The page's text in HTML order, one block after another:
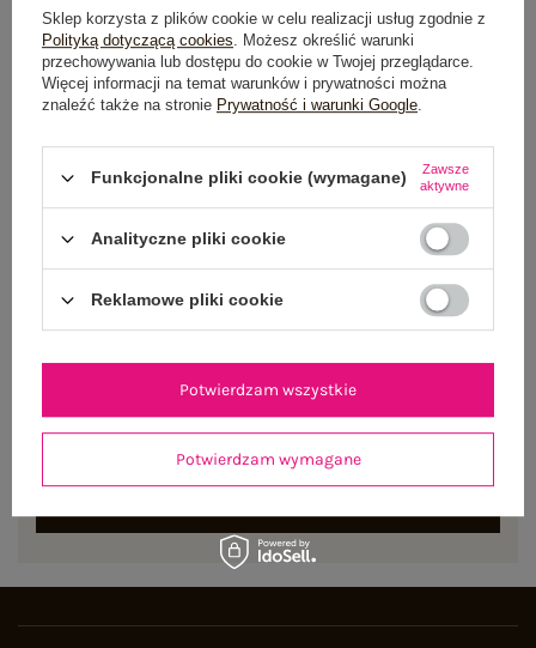
WYSYŁKA I DOSTAWA
ZWROTY I REKLAMACJE
NEWSLETTER
pierwsze zamówienie
Sklep korzysta z plików cookie w celu realizacji usług zgodnie z
Polityką dotyczącą cookies. Możesz określić warunki
przechowywania lub dostępu do cookie w Twojej przeglądarce.
Więcej informacji na temat warunków i prywatności można
znaleźć także na stronie Prywatność i warunki Google.
Funkcjonalne pliki cookie (wymagane)
Zawsze
aktywne
Analityczne pliki cookie
Reklamowe pliki cookie
Potwierdzam wymagane
Potwierdzam wszystkie